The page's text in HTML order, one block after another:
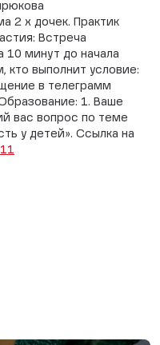
2 х дочек. Практик
Встреча
10 минут до начала
выполнит условие:
в телеграмм
1. Ваше
вас вопрос по теме
у детей». Ссылка на